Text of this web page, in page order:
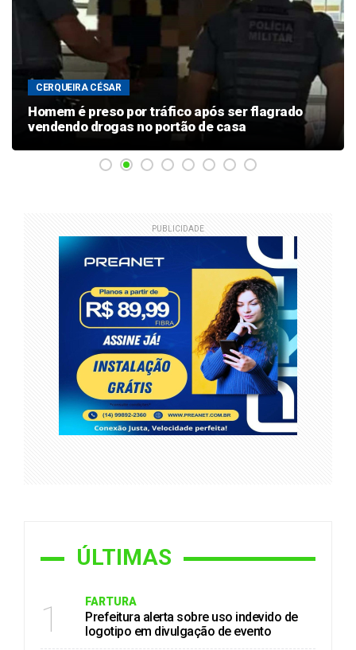
CERQUEIRA CÉSAR
Homem é preso por tráfico após ser flagrado
vendendo drogas no portão de casa
PUBLICIDADE
ÚLTIMAS
1 FARTURA
Prefeitura alerta sobre uso indevido de
logotipo em divulgação de evento